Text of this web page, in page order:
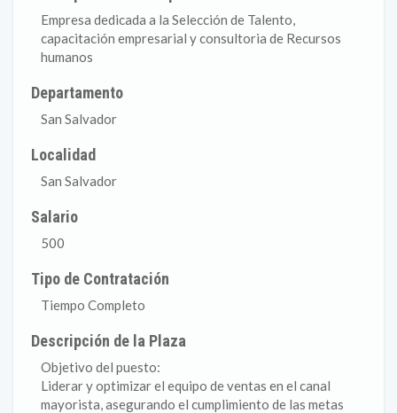
Empresa dedicada a la Selección de Talento,
capacitación empresarial y consultoria de Recursos
humanos
Departamento
San Salvador
Localidad
San Salvador
Salario
500
Tipo de Contratación
Tiempo Completo
Descripción de la Plaza
Objetivo del puesto:
Liderar y optimizar el equipo de ventas en el canal
mayorista, asegurando el cumplimiento de las metas